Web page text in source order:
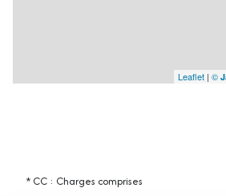
Leaflet | ©
* CC : Charges comprises